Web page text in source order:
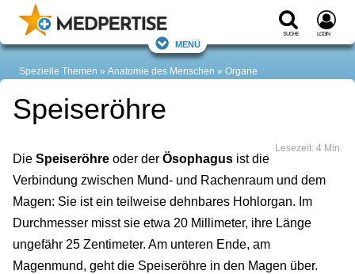
Suche Login
Menü
Spezielle Themen Anatomie des Menschen Organe
Speiseröhre
Lesezeit: 4 Min.
Die Speiseröhre oder der Ösophagus ist die
Verbindung zwischen Mund- und Rachenraum und dem
Magen: Sie ist ein teilweise dehnbares Hohlorgan. Im
Durchmesser misst sie etwa 20 Millimeter, ihre Länge
ungefähr 25 Zentimeter. Am unteren Ende, am
Magenmund, geht die Speiseröhre in den Magen über.